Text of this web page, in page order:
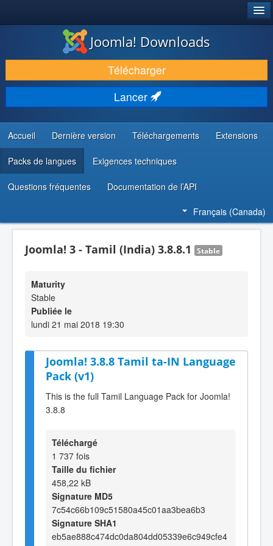
TÉLÉCHARGER & ENRICHIR
DÉCOUVRIR & APPRENDRE
COMMUNAUTÉ & SUPPORT
RESSOURCES DÉVELOPPEURS
Joomla! Downloads
Télécharger
Lancer
Accueil Dernière version Téléchargements Extensions
Packs de langues Exigences techniques
Questions fréquentes Documentation de l’API
Français (Canada)
Joomla! 3 - Tamil (India) 3.8.8.1 Stable
Maturity
Stable
Publiée le
lundi 21 mai 2018 19:30
Joomla! 3.8.8 Tamil ta-IN Language
Pack (v1)
This is the full Tamil Language Pack for Joomla!
3.8.8
Téléchargé
1 737 fois
Taille du fichier
458,22 kB
Signature MD5
7c54c66b109c51580a45c01aa3bea6b3
Signature SHA1
eb5ae888c474dc0da804dd05339e6c949cfe4